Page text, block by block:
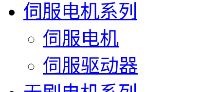
伺服电机系列
伺服电机
伺服驱动器